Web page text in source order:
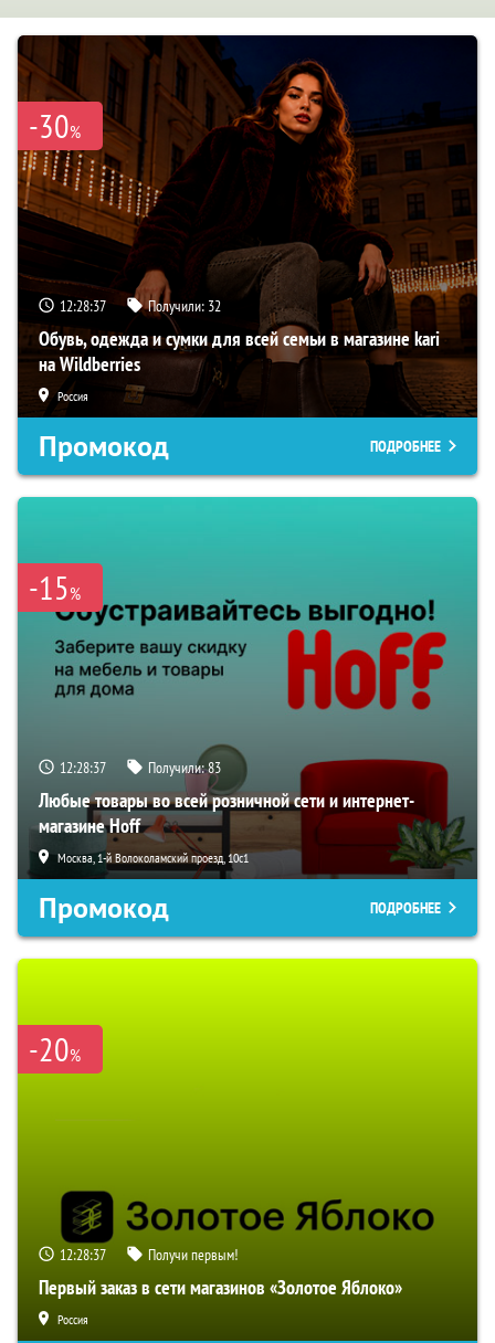
-30%
12:28:36 Получили: 32
Обувь, одежда и сумки для всей семьи в магазине kari
на Wildberries
Россия
Промокод ПОДРОБНЕЕ
-15%
12:28:36 Получили:83
Любые товары во всей розничной сети и интернет-
магазине Hoff
Москва, 1-й Волоколамский проезд, 10с1
Промокод ПОДРОБНЕЕ
-20%
12:28:36 Получи первым!
Первый заказ в сети магазинов «Золотое Яблоко»
Россия